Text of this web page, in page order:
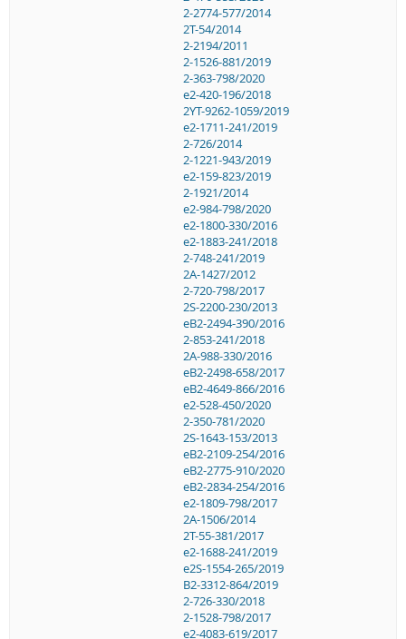
2-2774-577/2014
2T-54/2014
2-2194/2011
2-1526-881/2019
2-363-798/2020
e2-420-196/2018
2YT-9262-1059/2019
e2-1711-241/2019
2-726/2014
2-1221-943/2019
e2-159-823/2019
2-1921/2014
e2-984-798/2020
e2-1800-330/2016
e2-1883-241/2018
2-748-241/2019
2A-1427/2012
2-720-798/2017
2S-2200-230/2013
eB2-2494-390/2016
2-853-241/2018
2A-988-330/2016
eB2-2498-658/2017
eB2-4649-866/2016
e2-528-450/2020
2-350-781/2020
2S-1643-153/2013
eB2-2109-254/2016
eB2-2775-910/2020
eB2-2834-254/2016
e2-1809-798/2017
2A-1506/2014
2T-55-381/2017
e2-1688-241/2019
e2S-1554-265/2019
B2-3312-864/2019
2-726-330/2018
2-1528-798/2017
e2-4083-619/2017